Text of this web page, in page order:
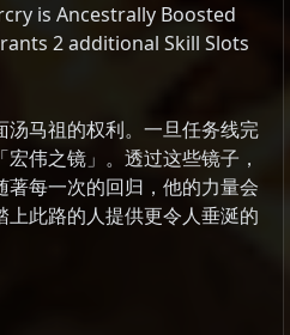
is Ancestrally Boosted
2 additional Skill Slots
马祖的权利。一旦任务线完
伟之镜」。透过这些镜子，
每一次的回归，他的力量会
此路的人提供更令人垂涎的